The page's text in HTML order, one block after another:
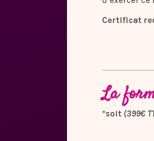
Certificat
La
*soit (399€